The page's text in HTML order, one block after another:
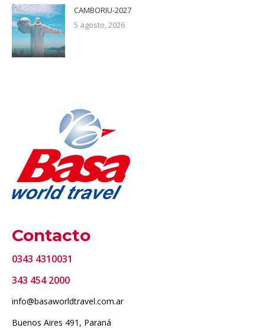
CAMBORIU-2027
5 agosto, 2026
Contacto
0343 4310031
343 454 2000
info@basaworldtravel.com.ar
Buenos Aires 491, Paraná